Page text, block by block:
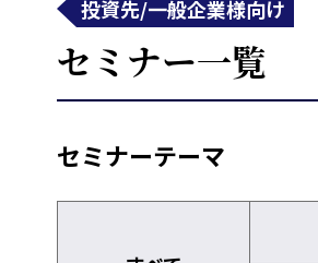
投資先/一般企業様向け
セミナー一覧
セミナーテーマ